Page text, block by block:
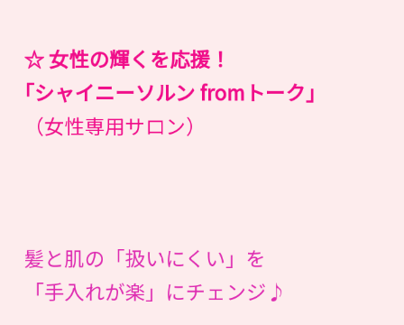
☆ 女性の輝くを応援！
｢シャイニーソルン fromトーク｣
（女性専用サロン）
髪と肌の「扱いにくい」を
「手入れが楽」にチェンジ♪